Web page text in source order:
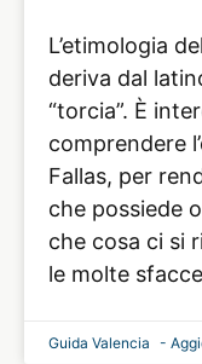
L’etimologia
deriva dal
“torcia”. È
comprendere
Fallas, per
che possiede
che cosa ci si
le molte
Guida Valencia